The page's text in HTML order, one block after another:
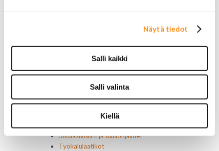
Näytä tiedot
Salli kaikki
Salli valinta
Kiellä
Maskit
Chevrolet
Dodge
Valoraudat
Rekisterikilven kehykset
Sivulasivisiirit ja tuuliohjaimet
Työkalulaatikot